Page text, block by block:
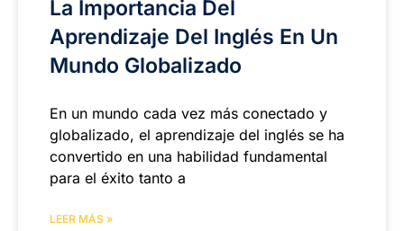
La Importancia Del
Aprendizaje Del Inglés En Un
Mundo Globalizado
En un mundo cada vez más conectado y
globalizado, el aprendizaje del inglés se ha
convertido en una habilidad fundamental
para el éxito tanto a
LEER MÁS »